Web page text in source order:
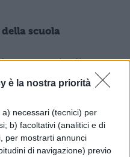
è la nostra priorità
necessari (tecnici) per
b) facoltativi (analitici e di
per mostrarti annunci
di navigazione) previo
scuola
una serie di
dare continuità al
e rendono più
delle scuole.